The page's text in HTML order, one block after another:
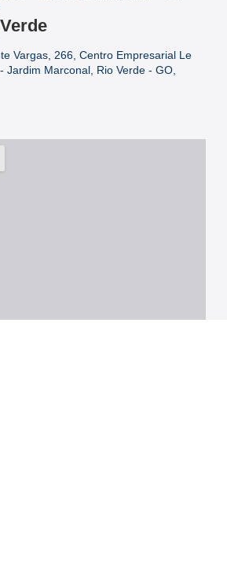
Vargas, 266, Centro Empresarial Le
Jardim Marconal, Rio Verde - GO,